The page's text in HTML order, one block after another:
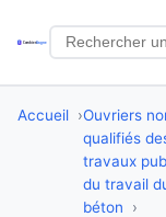
Accueil
Ouvriers
qualifiés
travaux
du travail
béton